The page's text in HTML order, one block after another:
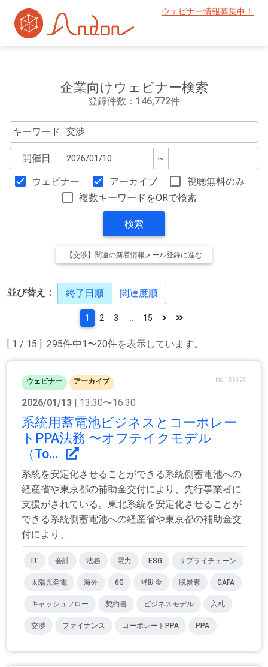
ウェビナー情報募集中！
企業向けウェビナー検索
登録件数：146,772件
キーワード
開催日 ～
ウェビナー アーカイブ
視聴無料のみ
複数キーワードをORで検索
検索
【交渉】関連の新着情報メール登録に進む
並び替え： 終了日順 関連度順
[ 1 / 15 ] 295件中1〜20件を表示しています。
1 2 3 15
ウェビナー アーカイブ No.155120
2026/01/13 | 13:30〜16:30
系統用蓄電池ビジネスとコーポレー
トPPA法務 〜オフテイクモデル
（To...
系統を安定化させることができる系統側蓄電池への
経産省や東京都の補助金交付により、先行事業者に
支援がされている。東北系統を安定化させることが
できる系統側蓄電池への経産省や東京都の補助金交
付により、...
IT 会計 法務 電力 ESG サプライチェーン
太陽光発電 海外 6G 補助金 脱炭素 GAFA
キャッシュフロー 契約書 ビジネスモデル 入札
交渉 ファイナンス コーポレートPPA PPA